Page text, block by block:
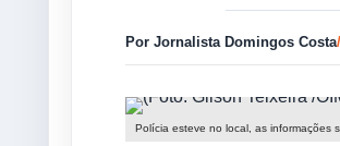
Por Jornalista Domingos Costa/
Polícia esteve no local, as informações